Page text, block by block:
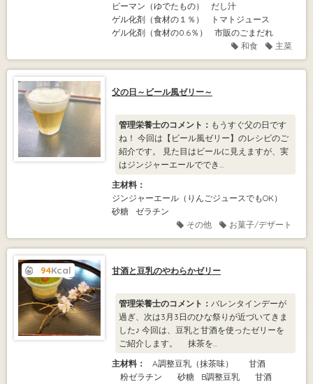
ピーマン（ゆでたもの）
だし汁
ゲル化剤（食材の１％）
トマトジュース
ゲル化剤（食材の0.6％）
市販のごまだれ
和食
主菜
父の日～ビール風ゼリー～
管理栄養士のコメント： もうすぐ父の日です
ね！ 今回は【ビール風ゼリー】のレシピのご
紹介です。 見た目はビールに見えますが、実
はジンジャーエールででき...
主材料：
ジンジャーエール（りんごジュースでもOK）
砂糖
ゼラチン
その他
お菓子/デザート
94Kcal 甘酒と豆乳のやわらかゼリー
管理栄養士のコメント： バレンタインデーが
過ぎ、次は3月3日のひな祭りが近づいてきま
した♪ 今回は、豆乳と甘酒を使ったゼリーを
ご紹介します。 抹茶を...
主材料：
A調整豆乳（抹茶味）
甘酒
粉ゼラチン
砂糖 B調整豆乳
甘酒